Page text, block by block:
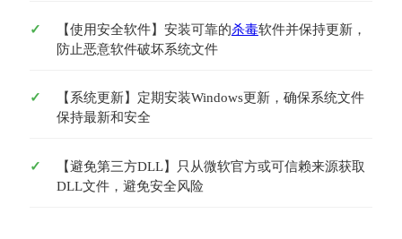
【使用安全软件】安装可靠的杀毒软件并保持更新，
防止恶意软件破坏系统文件
【系统更新】定期安装Windows更新，确保系统文件
保持最新和安全
【避免第三方DLL】只从微软官方或可信赖来源获取
DLL文件，避免安全风险